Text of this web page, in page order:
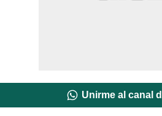
Unirme al canal